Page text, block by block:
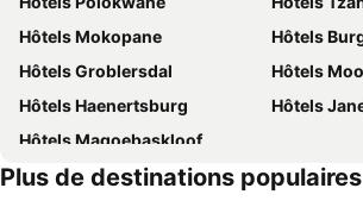
Hôtels Mokopane
Hôtels
Hôtels Groblersdal
Hôtels
Hôtels Haenertsburg
Hôtels
Hôtels Magoebaskloof
Plus de destinations populaires